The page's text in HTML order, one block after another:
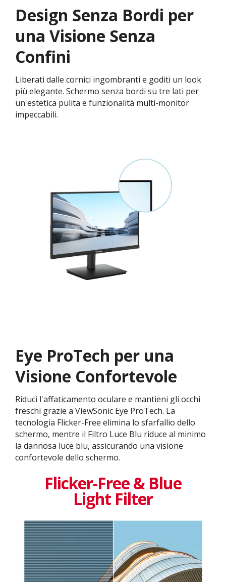
Design Senza Bordi per
una Visione Senza
Confini
Liberati dalle cornici ingombranti e goditi un look
più elegante. Schermo senza bordi su tre lati per
un'estetica pulita e funzionalità multi-monitor
impeccabili.
Eye ProTech per una
Visione Confortevole
Riduci l'affaticamento oculare e mantieni gli occhi
freschi grazie a ViewSonic Eye ProTech. La
tecnologia Flicker-Free elimina lo sfarfallio dello
schermo, mentre il Filtro Luce Blu riduce al minimo
la dannosa luce blu, assicurando una visione
confortevole dello schermo.
Flicker-Free & Blue
Light Filter